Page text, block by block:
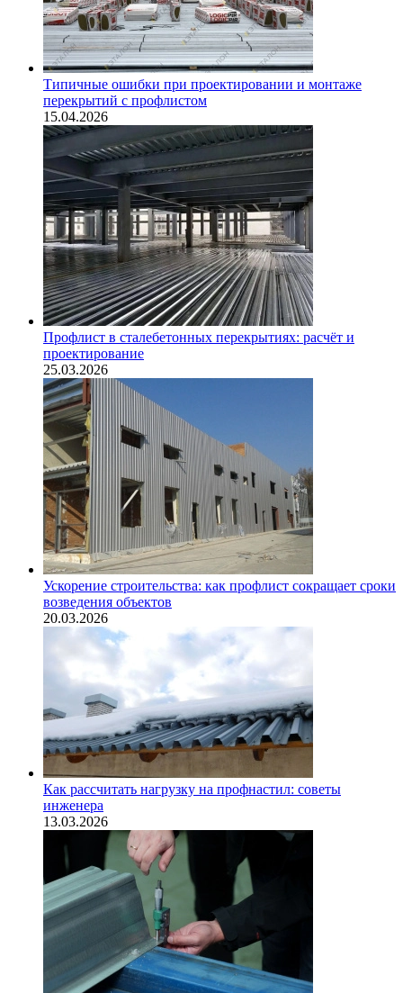
Типичные ошибки при проектировании и монтаже
перекрытий с профлистом
15.04.2026
Профлист в сталебетонных перекрытиях: расчёт и
проектирование
25.03.2026
Ускорение строительства: как профлист сокращает сроки
возведения объектов
20.03.2026
Как рассчитать нагрузку на профнастил: советы
инженера
13.03.2026